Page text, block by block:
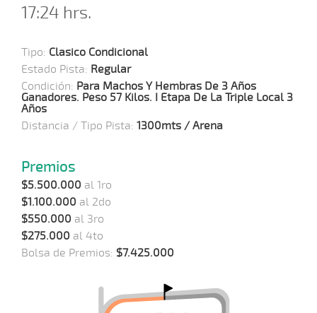
17:24 hrs.
Tipo: Clasico Condicional
Estado Pista: Regular
Condición: Para Machos Y Hembras De 3 Años
Ganadores. Peso 57 Kilos. I Etapa De La Triple Local 3
Años
Distancia / Tipo Pista: 1300mts / Arena
Premios
$5.500.000 al 1ro
$1.100.000 al 2do
$550.000 al 3ro
$275.000 al 4to
Bolsa de Premios: $7.425.000